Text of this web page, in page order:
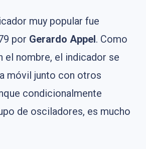
muy popular fue
por Gerardo Appel. Como
el nombre, el indicador se
móvil junto con otros
condicionalmente
de osciladores, es mucho